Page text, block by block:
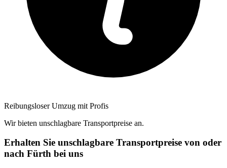
Reibungsloser Umzug mit Profis
Wir bieten unschlagbare Transportpreise an.
Erhalten Sie unschlagbare Transportpreise von oder
nach Fürth bei uns